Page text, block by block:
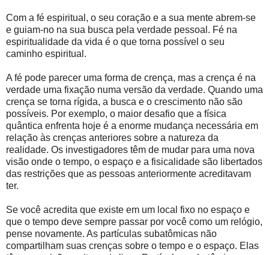
Com a fé espiritual, o seu coração e a sua mente abrem-se
e guiam-no na sua busca pela verdade pessoal. Fé na
espiritualidade da vida é o que torna possível o seu
caminho espiritual.
A fé pode parecer uma forma de crença, mas a crença é na
verdade uma fixação numa versão da verdade. Quando uma
crença se torna rígida, a busca e o crescimento não são
possíveis. Por exemplo, o maior desafio que a física
quântica enfrenta hoje é a enorme mudança necessária em
relação às crenças anteriores sobre a natureza da
realidade. Os investigadores têm de mudar para uma nova
visão onde o tempo, o espaço e a fisicalidade são libertados
das restrições que as pessoas anteriormente acreditavam
ter.
Se você acredita que existe em um local fixo no espaço e
que o tempo deve sempre passar por você como um relógio,
pense novamente. As partículas subatômicas não
compartilham suas crenças sobre o tempo e o espaço. Elas